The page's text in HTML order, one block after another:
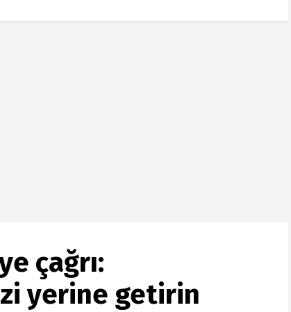
çağrı:
yerine getirin